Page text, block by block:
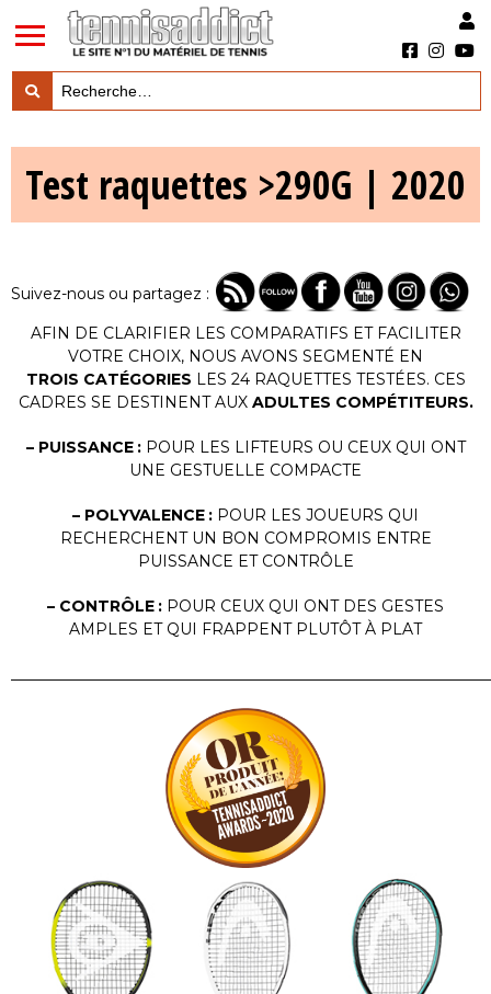
LES ACTUS MARQUES & PRODUITS 
Test raquettes >290G | 2020
Suivez-nous ou partagez :
AFIN DE CLARIFIER LES COMPARATIFS ET FACILITER
VOTRE CHOIX, NOUS AVONS SEGMENTÉ EN
TROIS CATÉGORIES LES 24 RAQUETTES TESTÉES. CES
CADRES SE DESTINENT AUX ADULTES COMPÉTITEURS.
– PUISSANCE :POUR LES LIFTEURS OU CEUX QUI ONT
UNE GESTUELLE COMPACTE
– POLYVALENCE : POUR LES JOUEURS QUI
RECHERCHENT UN BON COMPROMIS ENTRE
PUISSANCE ET CONTRÔLE
– CONTRÔLE : POUR CEUX QUI ONT DES GESTES
AMPLES ET QUI FRAPPENT PLUTÔT À PLAT